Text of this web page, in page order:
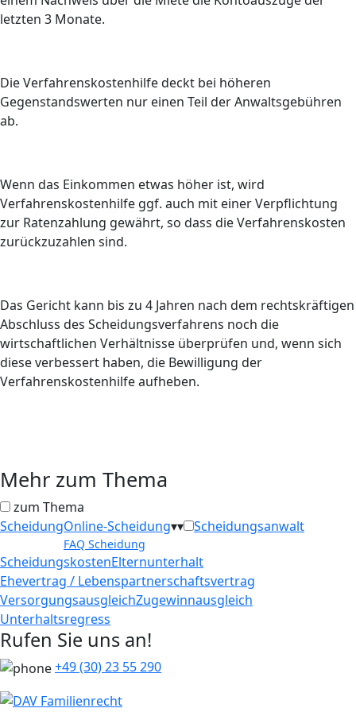
letzten 3 Monate.
Die Verfahrenskostenhilfe deckt bei höheren
Gegenstandswerten nur einen Teil der Anwaltsgebühren
ab.
Wenn das Einkommen etwas höher ist, wird
Verfahrenskostenhilfe ggf. auch mit einer Verpflichtung
zur Ratenzahlung gewährt, so dass die Verfahrenskosten
zurückzuzahlen sind.
Das Gericht kann bis zu 4 Jahren nach dem rechtskräftigen
Abschluss des Scheidungsverfahrens noch die
wirtschaftlichen Verhältnisse überprüfen und, wenn sich
diese verbessert haben, die Bewilligung der
Verfahrenskostenhilfe aufheben.
Mehr zum Thema
zum Thema
ScheidungOnline-Scheidung▾▾
FAQ Scheidung
Scheidungsanwalt
ScheidungskostenElternunterhalt
Ehevertrag / Lebenspartnerschaftsvertrag
VersorgungsausgleichZugewinnausgleich
Unterhaltsregress
Rufen Sie uns an!
+49 (30) 23 55 290